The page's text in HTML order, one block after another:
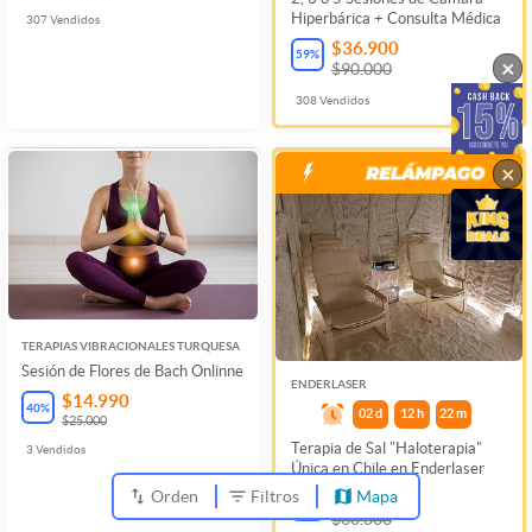
307Vendidos
Hiperbárica + Consulta Médica
59% $36.900
$90.000
308Vendidos
TERAPIAS VIBRACIONALES TURQUESA
Sesión de Flores de Bach Onlinne
40% $14.990
$25.000
3Vendidos
ENDERLASER
02 d 12 h 22m
Terapia de Sal "Haloterapia"
Única en Chile en Enderlaser
73 $15.990
$60.000
Orden Filtros Mapa
×
×